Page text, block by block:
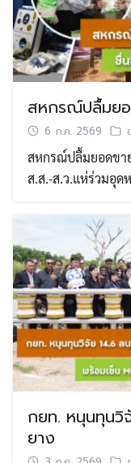
สหกรณ์ปลื้มยอ
6 ก.ค. 2569
สหกรณ์ปลื้มยอดขา
ส.ส.-ส.ว.แห่ร่วมอุ
กยท. หนุนทุนวิ
ยาง